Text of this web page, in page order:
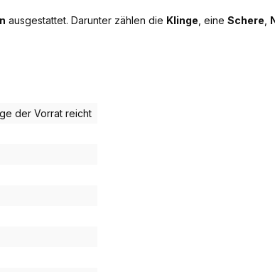
ausgestattet. Darunter zählen die Klinge, eine Schere,
der Vorrat reicht